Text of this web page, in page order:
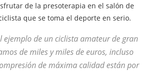
de la presoterapia en el salón de
que se toma el deporte en serio.
de un ciclista amateur de gran
de miles y miles de euros, incluso
de máxima calidad están por